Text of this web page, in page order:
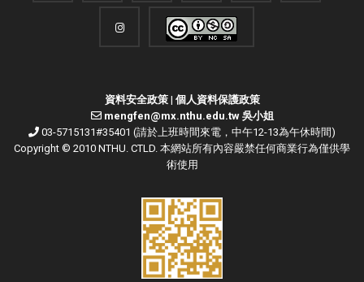
資料安全政策| 個人資料保護政策
mengfen@mx.nthu.edu.tw 吳小姐
03-5715131#35401 (請於上班時間來電，中午12-13為午休時間)
Copyright © 2010 NTHU. CTLD. 本網站所有內容嚴禁任何商業行為僅供學
術使用